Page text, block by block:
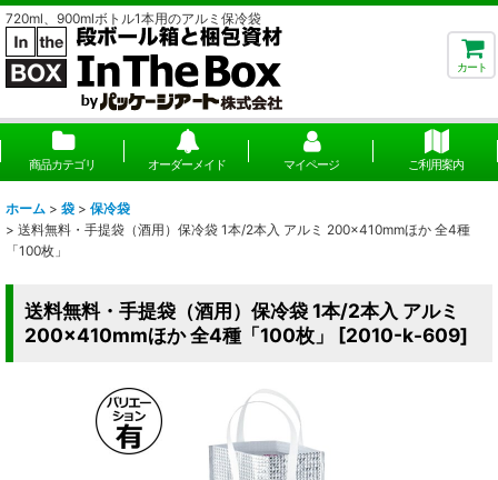
720ml、900mlボトル1本用のアルミ保冷袋
カート
商品カテゴリ オーダーメイド マイページ ご利用案内
ホーム > 袋 > 保冷袋
> 送料無料・手提袋（酒用）保冷袋 1本/2本入 アルミ 200×410mmほか 全4種
「100枚」
送料無料・手提袋（酒用）保冷袋 1本/2本入 アルミ
200×410mmほか 全4種「100枚」
[2010-k-609]